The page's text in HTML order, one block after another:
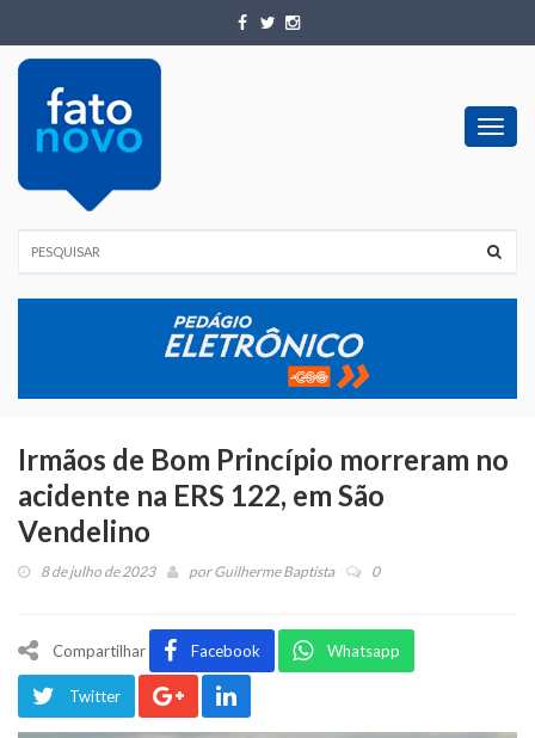
Irmãos de Bom Princípio morreram no
acidente na ERS 122, em São
Vendelino
8 de julho de 2023 porGuilherme Baptista 0
Compartilhar Facebook Whatsapp
Twitter